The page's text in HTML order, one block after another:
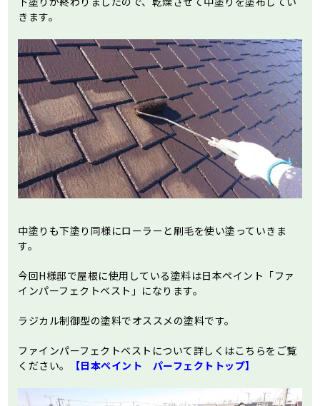
きます。
中塗りも下塗り同様にローラーと刷毛を使い塗っていきま
す。
今回H様邸で屋根に使用している塗料は日本ペイント「ファ
インパーフェクトベスト」になります。
ラジカル制御型の塗料でオススメの塗料です。
ファインパーフェクトベストについて詳しくはこちらをご覧
ください。
【日本ペイント パーフェクトトップ】